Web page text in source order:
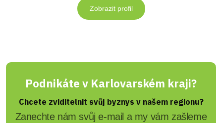
Zobrazit profil
Podnikáte v Karlovarském kraji?
Chcete zviditelnit svůj byznys v našem regionu?
Zanechte nám svůj e-mail a my vám zašleme